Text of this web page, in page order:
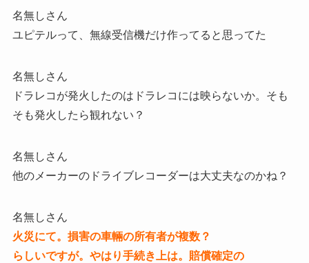
名無しさん
ユピテルって、無線受信機だけ作ってると思ってた
名無しさん
ドラレコが発火したのはドラレコには映らないか。そも
そも発火したら観れない？
名無しさん
他のメーカーのドライブレコーダーは大丈夫なのかね？
名無しさん
火災にて。損害の車輛の所有者が複数？
らしいですが。やはり手続き上は。賠償確定の